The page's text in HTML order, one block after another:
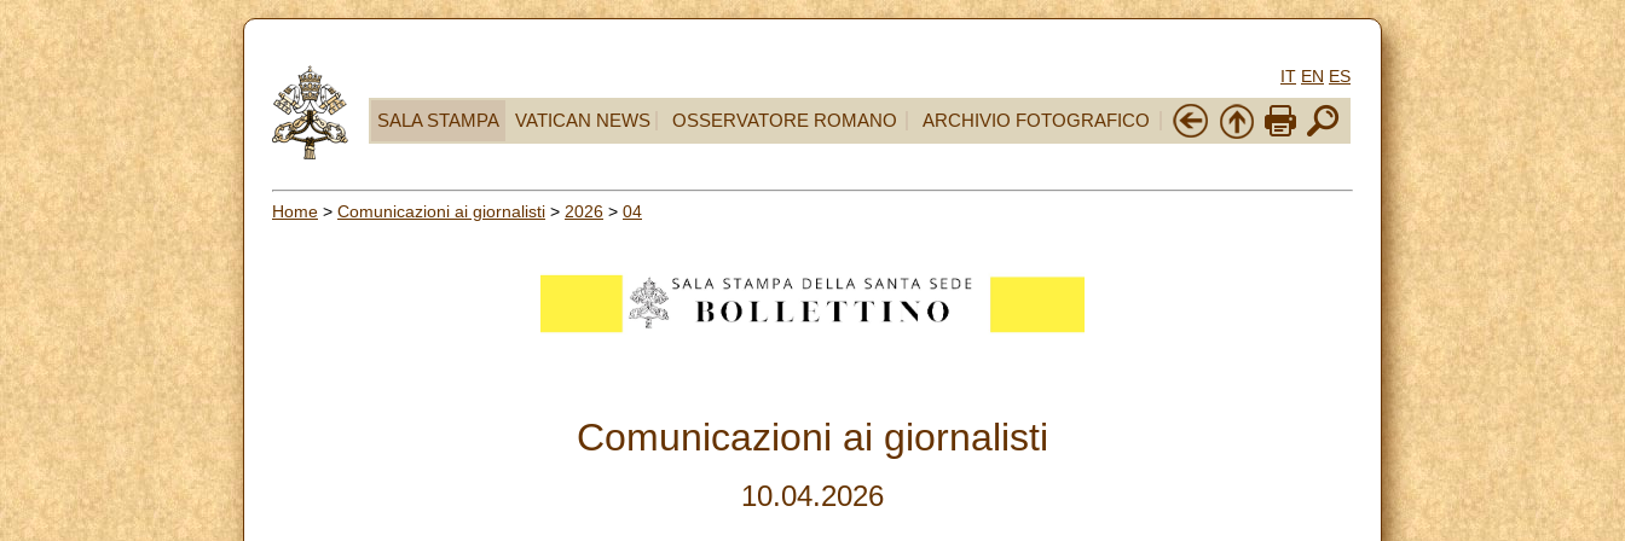
IT EN ES
SALA STAMPA VATICAN NEWS OSSERVATORE ROMANO ARCHIVIO FOTOGRAFICO
Home > Comunicazioni ai giornalisti > 2026 > 04
Comunicazioni ai giornalisti
10.04.2026